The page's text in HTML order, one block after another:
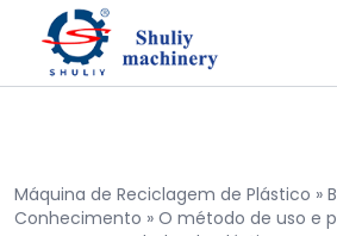
Máquina de Reciclagem de Plástico »
Conhecimento » O método de uso e